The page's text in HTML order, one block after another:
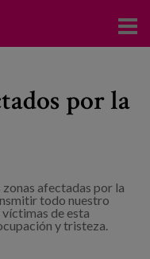
por la
afectadas por la
todo nuestro
de esta
y tristeza.